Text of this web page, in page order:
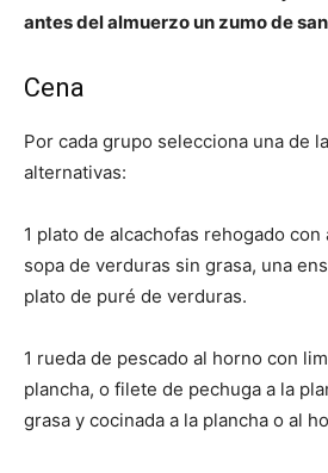
antes del almuerzo un zumo de
Cena
Por cada grupo selecciona una de
alternativas:
1 plato de alcachofas rehogado con
sopa de verduras sin grasa, una
plato de puré de verduras.
1 rueda de pescado al horno con
plancha, o filete de pechuga a la
grasa y cocinada a la plancha o al